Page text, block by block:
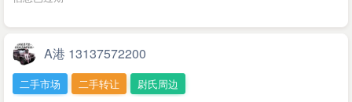
A港 13137572200
二手市场 二手转让 尉氏周边